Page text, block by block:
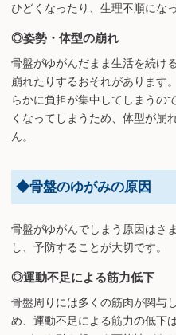
ひどくなったり、生理不順にな
◎姿勢・体型の崩れ
骨盤がゆがんだまま生活を続け
崩れたりするおそれがあります
らかに負担が集中してしまうの
くなってしまうため、体型が崩
ん。
◆骨盤のゆがみの原因
骨盤がゆがんでしまう原因はさ
し、予防することが大切です。
◎運動不足による筋力低下
骨盤周りには多くの筋肉が関与
め、運動不足による筋力の低下